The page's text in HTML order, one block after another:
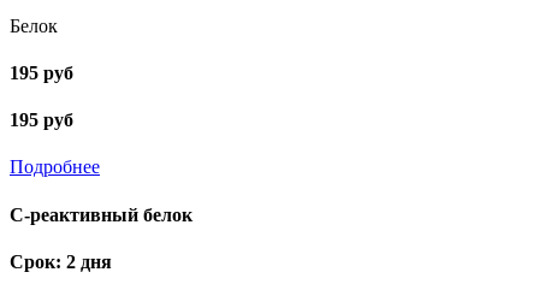
Белок
195 руб
195 руб
Подробнее
С-реактивный белок
Срок: 2 дня